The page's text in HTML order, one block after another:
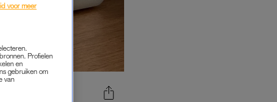
voor meer
Profielen
en
gebruiken om
van